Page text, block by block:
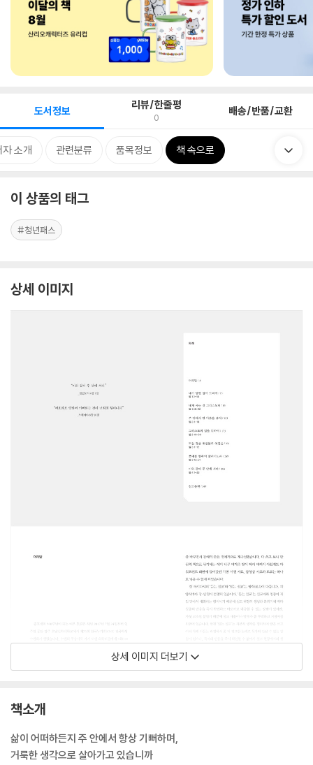
도서정보 리뷰/한줄평
0 배송/반품/교환
자 소개 관련분류 품목정보 책 속으로
이 상품의 태그
#청년패스
상세 이미지
상세 이미지 더보기
책소개
삶이 어떠하든지 주 안에서 항상 기뻐하며,
거룩한 생각으로 살아가고 있습니까